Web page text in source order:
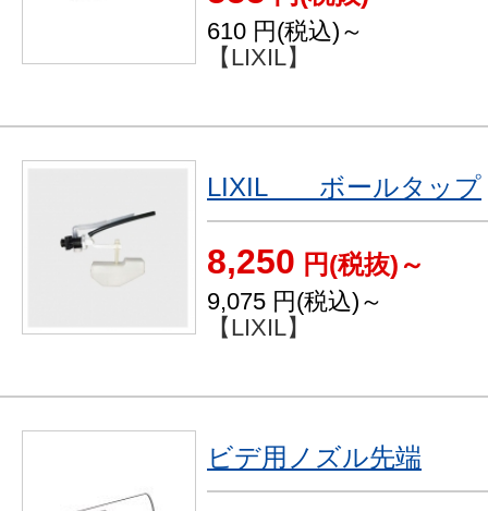
610 円(税込)～
【LIXIL】
LIXIL ボールタップ
8,250 円(税抜)～
9,075 円(税込)～
【LIXIL】
ビデ用ノズル先端